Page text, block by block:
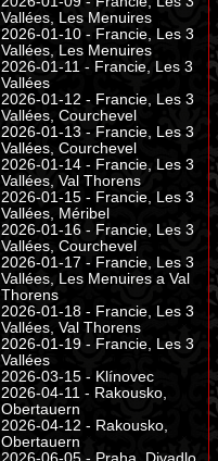
Vallées, Les Menuires
2026-01-10 - Francie, Les 3
Vallées, Les Menuires
2026-01-11 - Francie, Les 3
Vallées
2026-01-12 - Francie, Les 3
Vallées, Courchevel
2026-01-13 - Francie, Les 3
Vallées, Courchevel
2026-01-14 - Francie, Les 3
Vallées, Val Thorens
2026-01-15 - Francie, Les 3
Vallées, Méribel
2026-01-16 - Francie, Les 3
Vallées, Courchevel
2026-01-17 - Francie, Les 3
Vallées, Les Menuires a Val
Thorens
2026-01-18 - Francie, Les 3
Vallées, Val Thorens
2026-01-19 - Francie, Les 3
Vallées
2026-03-15 - Klínovec
2026-04-11 - Rakousko,
Obertauern
2026-04-12 - Rakousko,
Obertauern